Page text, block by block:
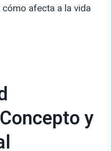
afecta a la vida
y